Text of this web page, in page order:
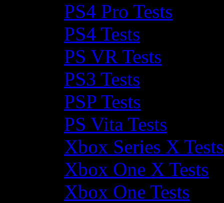
PS4 Pro Tests
PS4 Tests
PS VR Tests
PS3 Tests
PSP Tests
PS Vita Tests
Xbox Series X Tests
Xbox One X Tests
Xbox One Tests